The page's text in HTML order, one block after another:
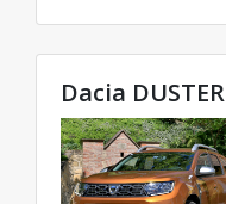
Dacia DUSTER